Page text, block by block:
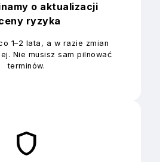
o aktualizacji
ryzyka
1–2 lata, a w razie zmian
Nie musisz sam pilnować
terminów.
shield